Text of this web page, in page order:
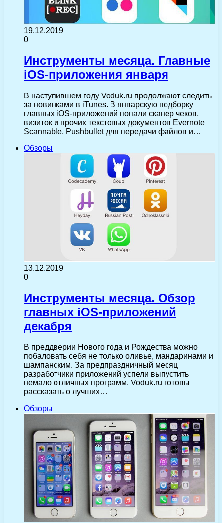
19.12.2019
0
Инструменты месяца. Главные
iOS-приложения января
В наступившем году Voduk.ru продолжают следить
за новинками в iTunes. В январскую подборку
главных iOS-приложений попали сканер чеков,
визиток и прочих текстовых документов Evernote
Scannable, Pushbullet для передачи файлов и…
Обзоры
13.12.2019
0
Инструменты месяца. Обзор
главных iOS-приложений
декабря
В преддверии Нового года и Рождества можно
побаловать себя не только оливье, мандаринами и
шампанским. За предпраздничный месяц
разработчики приложений успели выпустить
немало отличных программ. Voduk.ru готовы
рассказать о лучших…
Обзоры